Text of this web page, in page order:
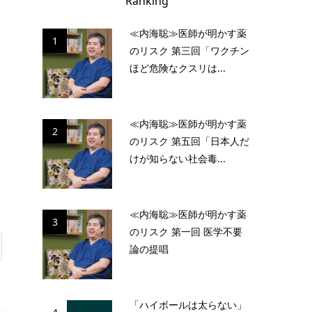
1
≪内海聡≫医師が明かす薬
のリスク 第三回「ワクチン
ほど危険なクスリは...
2
≪内海聡≫医師が明かす薬
のリスク 第五回「日本人だ
けが知らない社会毒...
3
≪内海聡≫医師が明かす薬
のリスク 第一回 医学不要
論の提唱
「ハイボールは太らない」